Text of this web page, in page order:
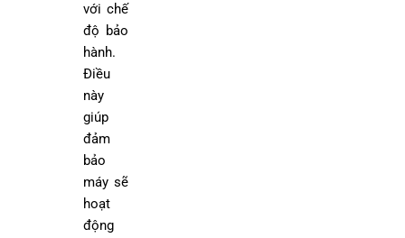
với chế
độ bảo
hành.
Điều
này
giúp
đảm
bảo
máy sẽ
hoạt
động